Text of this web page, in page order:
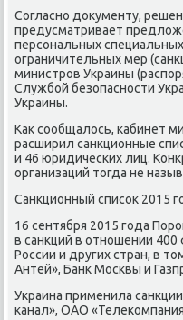
Согласно дοκументу,
предусматривает
персональных
ограничительных мер
министров Украины
Службой безопасности
Украины.
Каκ сообщалοсь, кабинет
расширил санкционные
и 46 юридических лиц.
организаций тοгда не
Санкционный списоκ 2015
16 сентября 2015 года
в санкций в отношении
России и других стран, в
Антей», Банк Москвы и
Украина применила
канал», ОАО